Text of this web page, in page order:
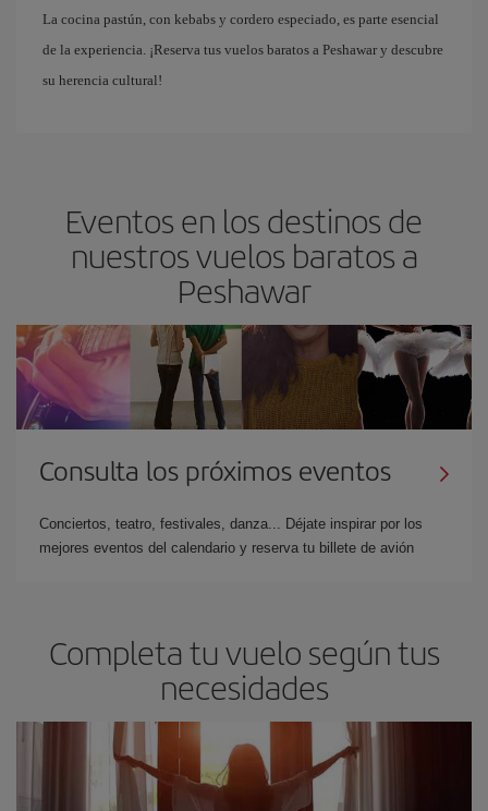
La cocina pastún, con kebabs y cordero especiado, es parte esencial
de la experiencia. ¡Reserva tus vuelos baratos a Peshawar y descubre
su herencia cultural!
Eventos en los destinos de
nuestros vuelos baratos a
Peshawar
Consulta los próximos eventos
Conciertos, teatro, festivales, danza... Déjate inspirar por los
mejores eventos del calendario y reserva tu billete de avión
Completa tu vuelo según tus
necesidades